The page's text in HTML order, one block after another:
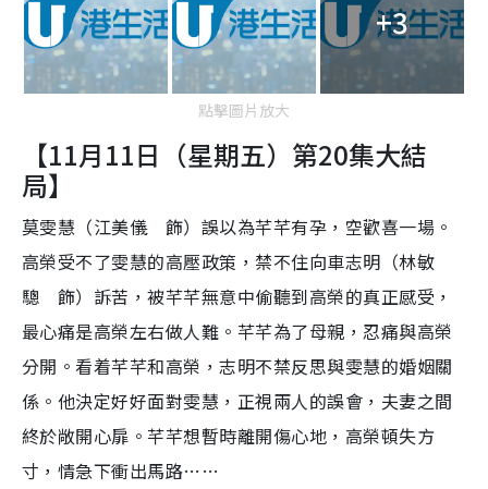
+3
點擊圖片放大
【11月11日（星期五）第20集大結
局】
莫雯慧（江美儀 飾）誤以為芊芊有孕，空歡喜一場。
高榮受不了雯慧的高壓政策，禁不住向車志明（林敏
驄 飾）訴苦，被芊芊無意中偷聽到高榮的真正感受，
最心痛是高榮左右做人難。芊芊為了母親，忍痛與高榮
分開。看着芊芊和高榮，志明不禁反思與雯慧的婚姻關
係。他決定好好面對雯慧，正視兩人的誤會，夫妻之間
終於敞開心扉。芊芊想暫時離開傷心地，高榮頓失方
寸，情急下衝出馬路……